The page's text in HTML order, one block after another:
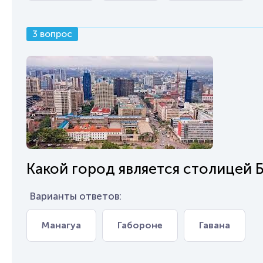
3 вопрос
Какой город является столицей
Варианты ответов:
Манагуа Габороне Гавана